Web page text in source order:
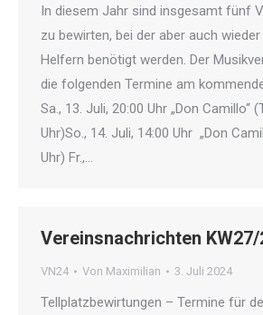
In diesem Jahr sind insgesamt fünf
zu bewirten, bei der aber auch
Helfern benötigt werden. Der
die folgenden Termine am
Sa., 13. Juli, 20:00 Uhr „Don Camillo“
Uhr)So., 14. Juli, 14:00 Uhr „Don
Uhr) Fr.,…
Vereinsnachrichten KW27/
VN24 Von Maximilian 3. Juli 2024
Tellplatzbewirtungen – Termine für